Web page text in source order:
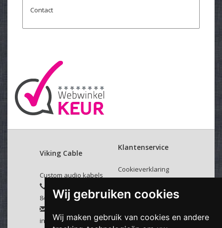
Wij gebruiken cookies
Wij maken gebruik van cookies en andere
Contact
Viking Cable
Custom audio kabels
8437779
info@vikingcable.nl
Klantenservice
Cookieverklaring
Over ons
Verzenden & retourneren
Disclaimer